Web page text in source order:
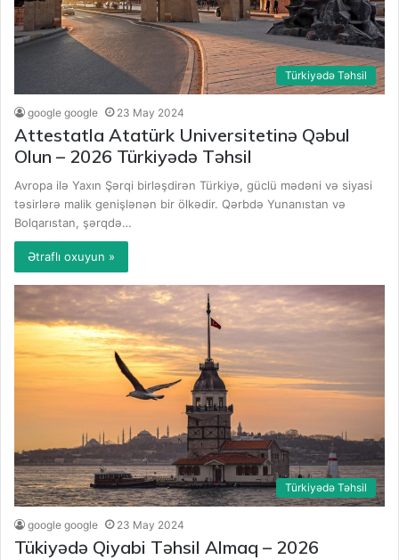
Türkiyədə Təhsil
google google 23 May 2024
Attestatla Atatürk Universitetinə Qəbul
Olun – 2026 Türkiyədə Təhsil
Avropa ilə Yaxın Şərqi birləşdirən Türkiyə, güclü mədəni və siyasi
təsirlərə malik genişlənən bir ölkədir. Qərbdə Yunanıstan və
Bolqarıstan, şərqdə…
Ətraflı oxuyun »
Türkiyədə Təhsil
google google 23 May 2024
Tükiyədə Qiyabi Təhsil Almaq – 2026